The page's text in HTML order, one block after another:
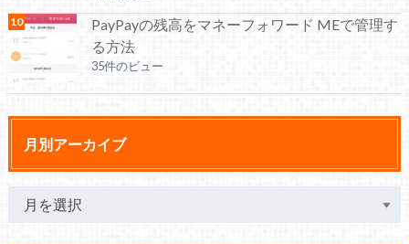
PayPayの残高をマネーフォワード MEで管理す
る方法
35件のビュー
月別アーカイブ